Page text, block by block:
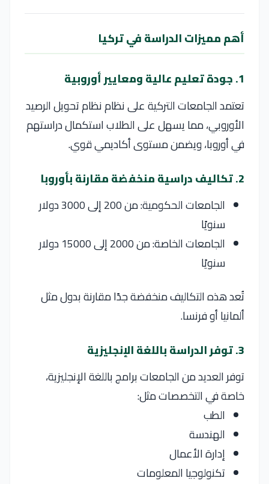
أهم مميزات الدراسة في تركيا
1. جودة تعليم عالية ومعايير أوروبية
تعتمد الجامعات التركية على نظامنظام تحويل الرصيد
الأوروبي، مما يسهل على الطلاب استكمال دراستهم
في أوروبا، ويضمن مستوى أكاديمي قوي.
2. تكاليف دراسية منخفضة مقارنة بأوروبا
الجامعات الحكومية: من 200 إلى 3000 دولار
سنويًا
الجامعات الخاصة: من 2000 إلى 15000 دولار
سنويًا
تُعد هذه التكاليف منخفضة جدًا مقارنة بدول مثل
ألمانياأوفرنسا.
3. توفر الدراسة باللغة الإنجليزية
توفر العديد من الجامعات برامج باللغة الإنجليزية،
خاصة في التخصصات مثل:
الطب
الهندسة
إدارة الأعمال
تكنولوجيا المعلومات